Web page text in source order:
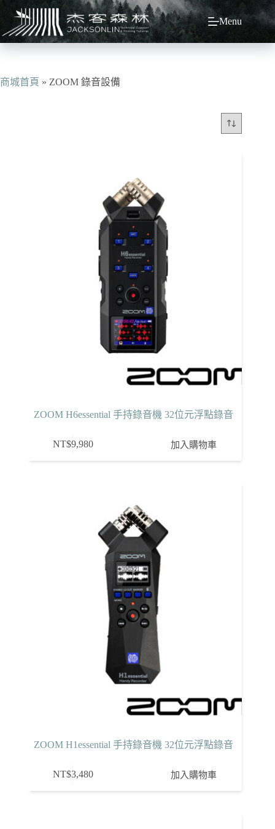
主
容
Menu
商城首頁 » ZOOM 錄音設備
ZOOM H6essential 手持錄音機 32位元浮點錄音
NT$9,980 加入購物車
ZOOM H1essential 手持錄音機 32位元浮點錄音
NT$3,480 加入購物車